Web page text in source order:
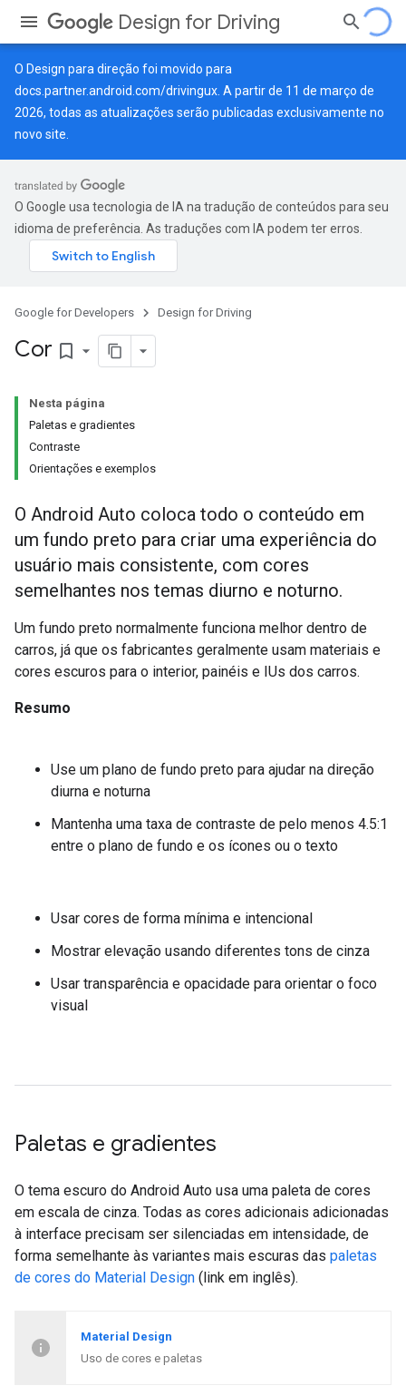
Design for Driving
O Design para direção foi movido para
docs.partner.android.com/drivingux . A partir de 11 de março de
2026, todas as atualizações serão publicadas exclusivamente no
novo site.
O Google usa tecnologia de IA na tradução de conteúdos para seu
idioma de preferência. As traduções com IA podem ter erros.
Google for Developers Design for Driving
Cor bookmark_border
Nesta página
Paletas e gradientes
Contraste
Orientações e exemplos
O Android Auto coloca todo o conteúdo em
um fundo preto para criar uma experiência do
usuário mais consistente, com cores
semelhantes nos temas diurno e noturno.
Um fundo preto normalmente funciona melhor dentro de
carros, já que os fabricantes geralmente usam materiais e
cores escuros para o interior, painéis e IUs dos carros.
Resumo
Use um plano de fundo preto para ajudar na direção
diurna e noturna
Mantenha uma taxa de contraste de pelo menos 4.5:1
entre o plano de fundo e os ícones ou o texto
Usar cores de forma mínima e intencional
Mostrar elevação usando diferentes tons de cinza
Usar transparência e opacidade para orientar o foco
visual
Paletas e gradientes
O tema escuro do Android Auto usa uma paleta de cores
em escala de cinza. Todas as cores adicionais adicionadas
à interface precisam ser silenciadas em intensidade, de
forma semelhante às variantes mais escuras das paletas
de cores do Material Design (link em inglês).
Material Design
Uso de cores e paletas